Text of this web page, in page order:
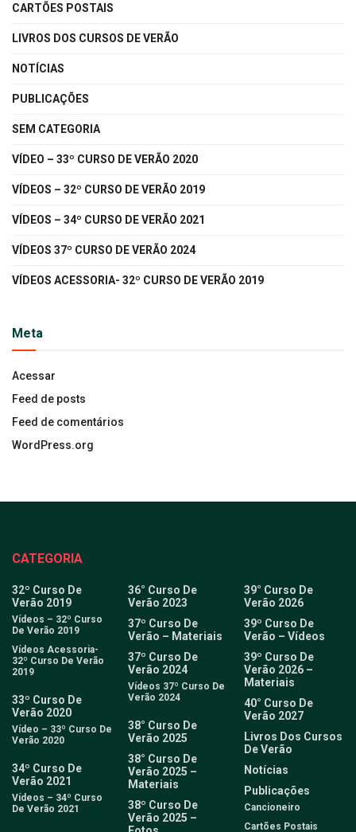
CARTÕES POSTAIS
LIVROS DOS CURSOS DE VERÃO
NOTÍCIAS
PUBLICAÇÕES
SEM CATEGORIA
VÍDEO – 33º CURSO DE VERÃO 2020
VÍDEOS – 32º CURSO DE VERÃO 2019
VÍDEOS – 34º CURSO DE VERÃO 2021
VÍDEOS 37º CURSO DE VERÃO 2024
VÍDEOS ACESSORIA- 32º CURSO DE VERÃO 2019
Meta
Acessar
Feed de posts
Feed de comentários
WordPress.org
CATEGORIA
32º Curso De
Verão 2019
Vídeos – 32º Curso
De Verão 2019
Vídeos Acessoria-
32º Curso De Verão
2019
33º Curso De
Verão 2020
Vídeo – 33º Curso De
Verão 2020
34º Curso De
Verão 2021
Vídeos – 34º Curso
De Verão 2021
36° Curso De
Verão 2023
37º Curso De
Verão – Materiais
37º Curso De
Verão 2024
Vídeos 37º Curso De
Verão 2024
38° Curso De
Verão 2025
38° Curso De
Verão 2025 –
Materiais
38º Curso De
Verão 2025 –
39° Curso De
Verão 2026
39º Curso De
Verão – Vídeos
39º Curso De
Verão 2026 –
Materiais
40° Curso De
Verão 2027
Livros Dos Cursos
De Verão
Notícias
Publicações
Cancioneiro
Cartões Postais